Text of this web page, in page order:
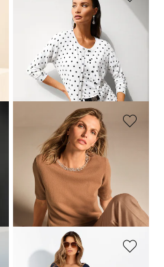
119,00 €189,95 €
Laagste prijs van de afgelopen 30
dagen**: 129,00 € (-7%)
MADELEINE
Trui. Puur kasjmier
119,00 €
189,95 €